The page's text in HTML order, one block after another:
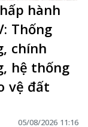
hành
Thống
chính
hệ thống
vệ đất
05/08/2026 11:16